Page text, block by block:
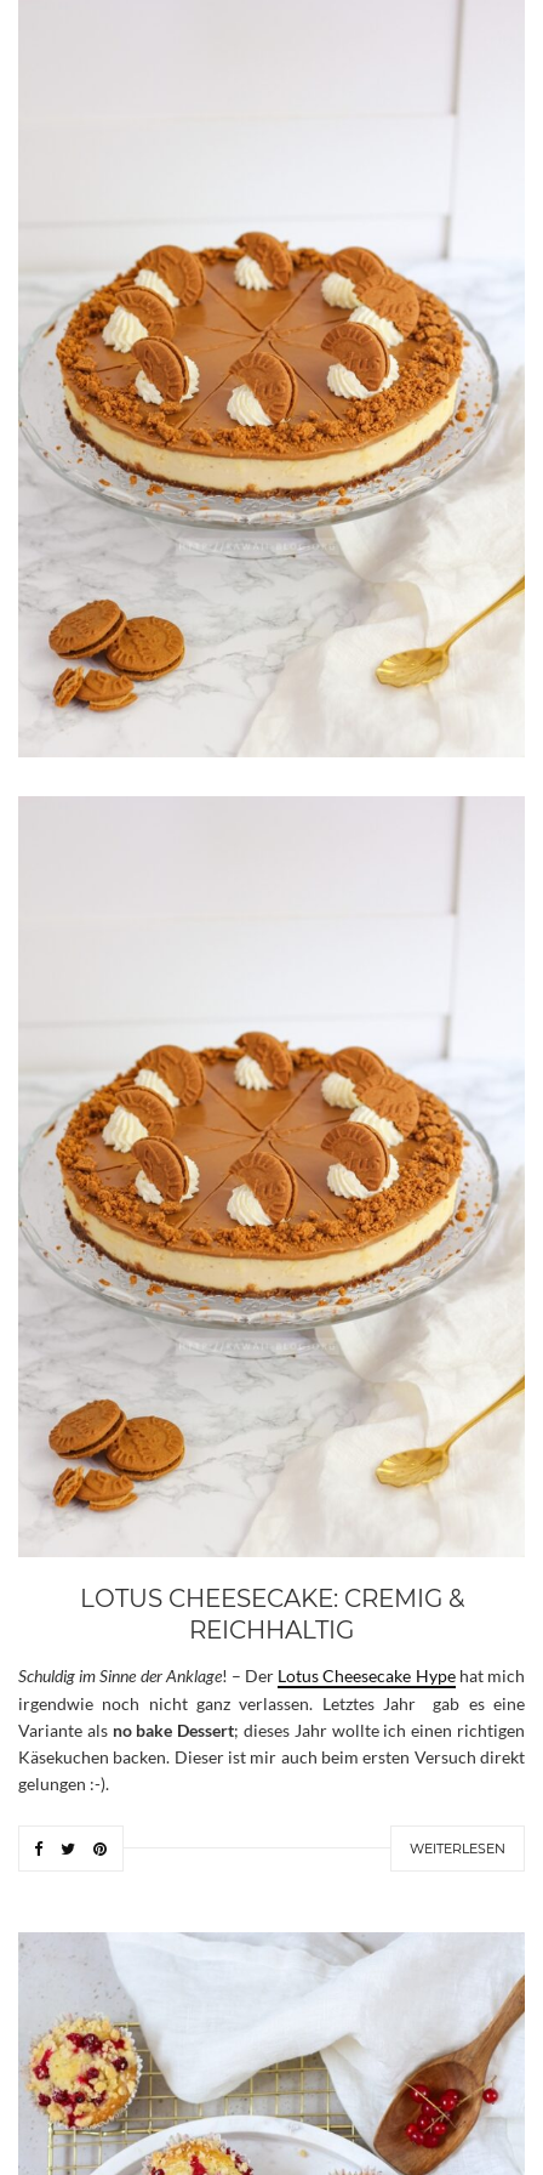
LOTUS CHEESECAKE: CREMIG &
REICHHALTIG
Schuldig im Sinne der Anklage! – Der Lotus Cheesecake Hypehat mich
irgendwie noch nicht ganz verlassen. Letztes Jahr gab es eine
Variante als no bake Dessert; dieses Jahr wollte ich einen richtigen
Käsekuchen backen. Dieser ist mir auch beim ersten Versuch direkt
gelungen :-).
WEITERLESEN